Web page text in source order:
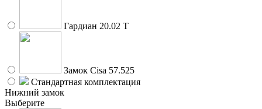
Гардиан 20.02 Т
Замок Cisa 57.525
Стандартная комплектация
Нижний замок
Выберите